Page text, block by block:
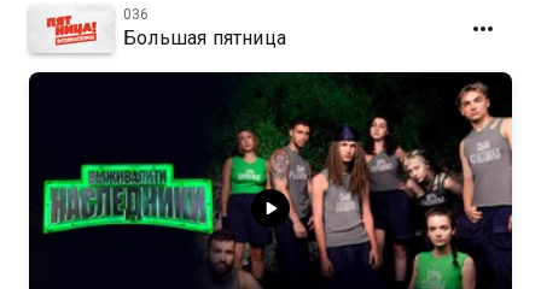
036
Большая пятница